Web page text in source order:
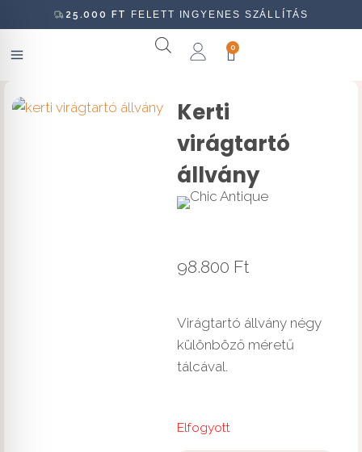
25.000 FT FELETT INGYENES SZÁLLÍTÁS
0
Kerti
virágtartó
állvány
98.800 Ft
Virágtartó állvány négy
különböző méretű
tálcával.
Elfogyott